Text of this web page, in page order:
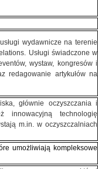
wydawnicze na terenie
Usługi świadczone w
wystaw, kongresów i
redagowanie artykułów na
głównie oczyszczania i
innowacyjną technologię
m.in. w oczyszczalniach
umożliwiają kompleksowe